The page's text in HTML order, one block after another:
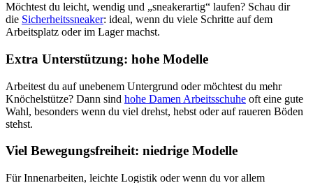
Möchtest du leicht, wendig und „sneakerartig“ laufen? Schau dir
die Sicherheitssneaker: ideal, wenn du viele Schritte auf dem
Arbeitsplatz oder im Lager machst.
Extra Unterstützung: hohe Modelle
Arbeitest du auf unebenem Untergrund oder möchtest du mehr
Knöchelstütze? Dann sind hohe Damen Arbeitsschuhe oft eine gute
Wahl, besonders wenn du viel drehst, hebst oder auf raueren Böden
stehst.
Viel Bewegungsfreiheit: niedrige Modelle
Für Innenarbeiten, leichte Logistik oder wenn du vor allem